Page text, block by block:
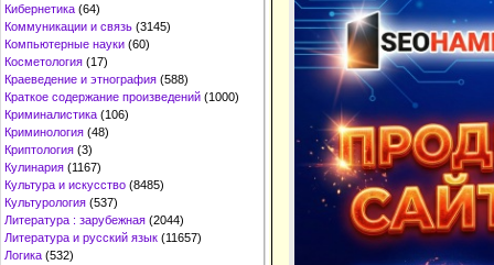
Кибернетика (64)
Коммуникации и связь (3145)
Компьютерные науки (60)
Косметология (17)
Краеведение и этнография (588)
Краткое содержание произведений (1000)
Криминалистика (106)
Криминология (48)
Криптология (3)
Кулинария (1167)
Культура и искусство (8485)
Культурология (537)
Литература : зарубежная (2044)
Литература и русский язык (11657)
Логика (532)